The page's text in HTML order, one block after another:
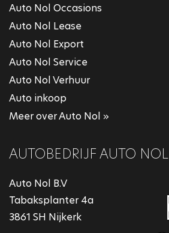
Auto Nol Occasions
Auto Nol Lease
Auto Nol Export
Auto Nol Service
Auto Nol Verhuur
Auto inkoop
Meer over Auto Nol »
AUTOBEDRIJF AUTO NOL
Auto Nol B.V
Tabaksplanter 4a
3861 SH Nijkerk